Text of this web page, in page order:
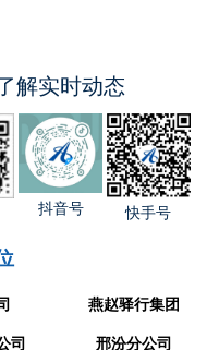
解实时动态
抖音号 快手号
燕赵驿行集团
司 邢汾分公司